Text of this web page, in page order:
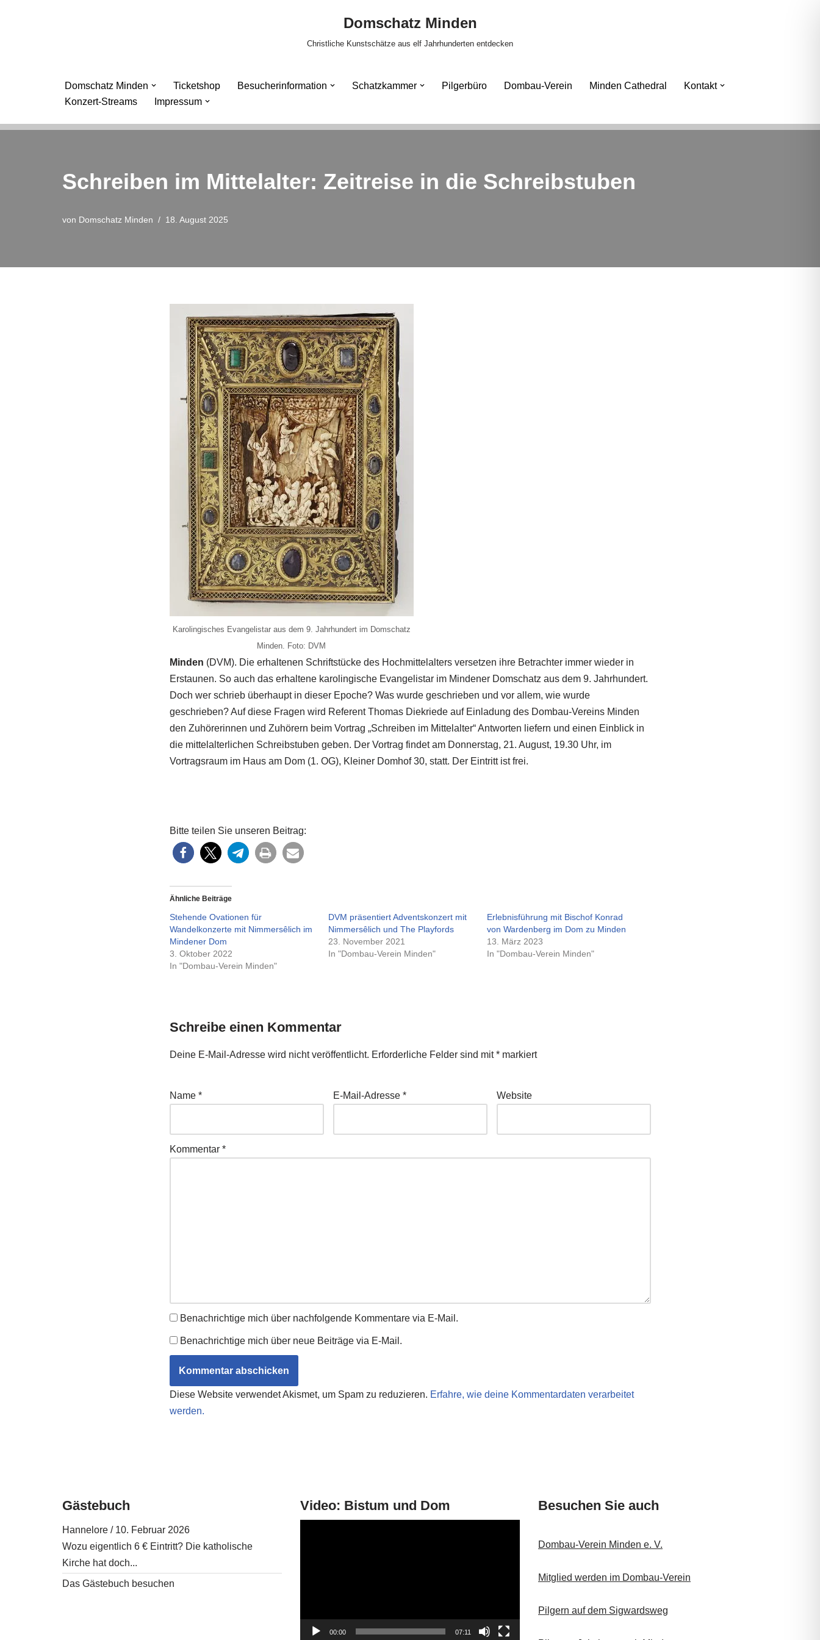
Domschatz Minden
Christliche Kunstschätze aus elf Jahrhunderten entdecken
Domschatz Minden Ticketshop Besucherinformation Schatzkammer Pilgerbüro Dombau-Verein Minden Cathedral
Kontakt
Konzert-Streams
Impressum
Schreiben im Mittelalter: Zeitreise in die Schreibstuben
von Domschatz Minden 18. August 2025
Karolingisches Evangelistar aus dem 9. Jahrhundert im Domschatz
Minden. Foto: DVM
Minden (DVM). Die erhaltenen Schriftstücke des Hochmittelalters versetzen ihre Betrachter immer wieder in
Erstaunen. So auch das erhaltene karolingische Evangelistar im Mindener Domschatz aus dem 9. Jahrhundert.
Doch wer schrieb überhaupt in dieser Epoche? Was wurde geschrieben und vor allem, wie wurde
geschrieben? Auf diese Fragen wird Referent Thomas Diekriede auf Einladung des Dombau-Vereins Minden
den Zuhörerinnen und Zuhörern beim Vortrag „Schreiben im Mittelalter“ Antworten liefern und einen Einblick in
die mittelalterlichen Schreibstuben geben. Der Vortrag findet am Donnerstag, 21. August, 19.30 Uhr, im
Vortragsraum im Haus am Dom (1. OG), Kleiner Domhof 30, statt. Der Eintritt ist frei.
Bitte teilen Sie unseren Beitrag:
Ähnliche Beiträge
Stehende Ovationen für
Wandelkonzerte mit Nimmersêlich im
Mindener Dom
3. Oktober 2022
In "Dombau-Verein Minden"
DVM präsentiert Adventskonzert mit
Nimmersêlich und The Playfords
23. November 2021
In "Dombau-Verein Minden"
Erlebnisführung mit Bischof Konrad
von Wardenberg im Dom zu Minden
13. März 2023
In "Dombau-Verein Minden"
Schreibe einen Kommentar
Deine E-Mail-Adresse wird nicht veröffentlicht. Erforderliche Felder sind mit*markiert
Name * E-Mail-Adresse * Website
Kommentar *
Benachrichtige mich über nachfolgende Kommentare via E-Mail.
Benachrichtige mich über neue Beiträge via E-Mail.
Diese Website verwendet Akismet, um Spam zu reduzieren. Erfahre, wie deine Kommentardaten verarbeitet
werden.
Gästebuch
Hannelore / 10. Februar 2026
Wozu eigentlich 6 € Eintritt? Die katholische
Kirche hat doch...
Das Gästebuch besuchen
Video: Bistum und Dom
00:00 07:11
Besuchen Sie auch
Dombau-Verein Minden e. V.
Mitglied werden im Dombau-Verein
Pilgern auf dem Sigwardsweg